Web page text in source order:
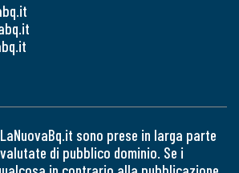
sono prese in larga parte
di pubblico dominio. Se i